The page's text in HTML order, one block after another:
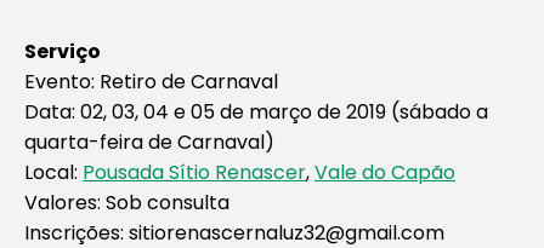
Serviço
Evento: Retiro de Carnaval
Data: 02, 03, 04 e 05 de março de 2019 (sábado a
quarta-feira de Carnaval)
Local: Pousada Sítio Renascer,Vale do Capão
Valores: Sob consulta
Inscrições: sitiorenascernaluz32@gmail.com